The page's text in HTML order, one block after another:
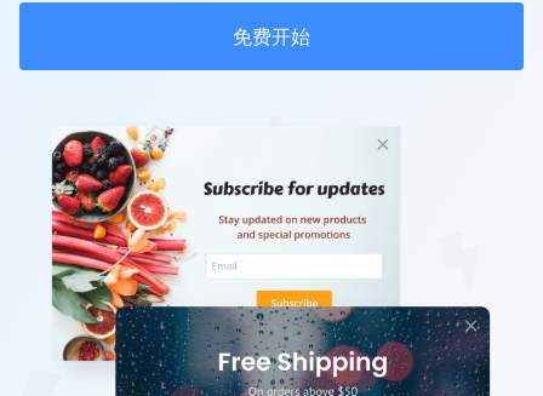
免费开始